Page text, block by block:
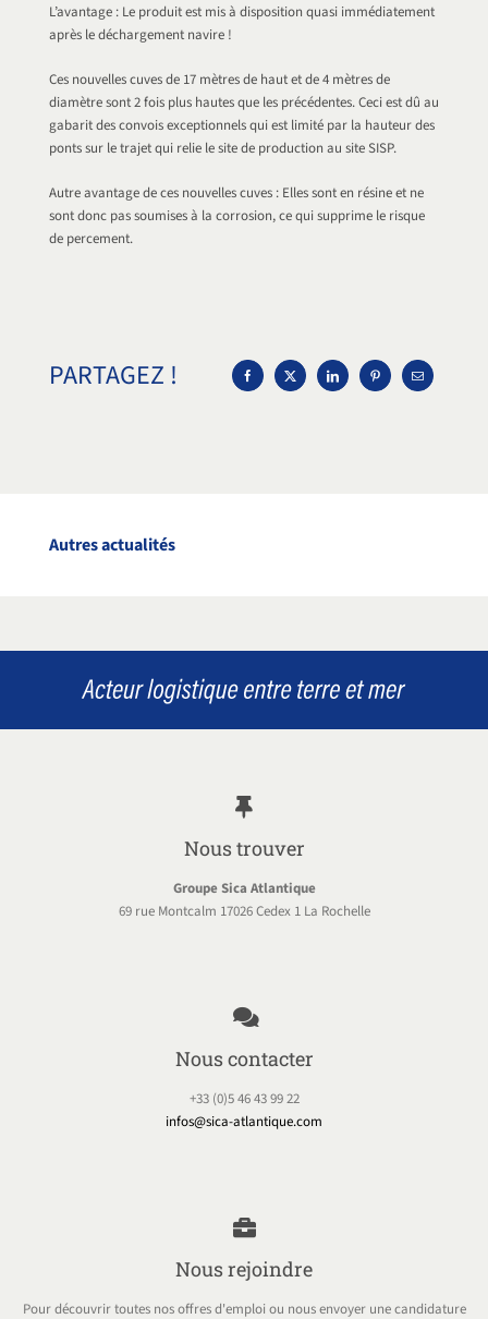
L’avantage : Le produit est mis à disposition quasi immédiatement
après le déchargement navire !
Ces nouvelles cuves de 17 mètres de haut et de 4 mètres de
diamètre sont 2 fois plus hautes que les précédentes. Ceci est dû au
gabarit des convois exceptionnels qui est limité par la hauteur des
ponts sur le trajet qui relie le site de production au site SISP.
Autre avantage de ces nouvelles cuves : Elles sont en résine et ne
sont donc pas soumises à la corrosion, ce qui supprime le risque
de percement.
PARTAGEZ !
Autres actualités
Nous trouver
Groupe Sica Atlantique
69 rue Montcalm 17026 Cedex 1 La Rochelle
Nous contacter
+33 (0)5 46 43 99 22
infos@sica-atlantique.com
Nous rejoindre
Pour découvrir toutes nos offres d'emploi ou nous envoyer une candidature